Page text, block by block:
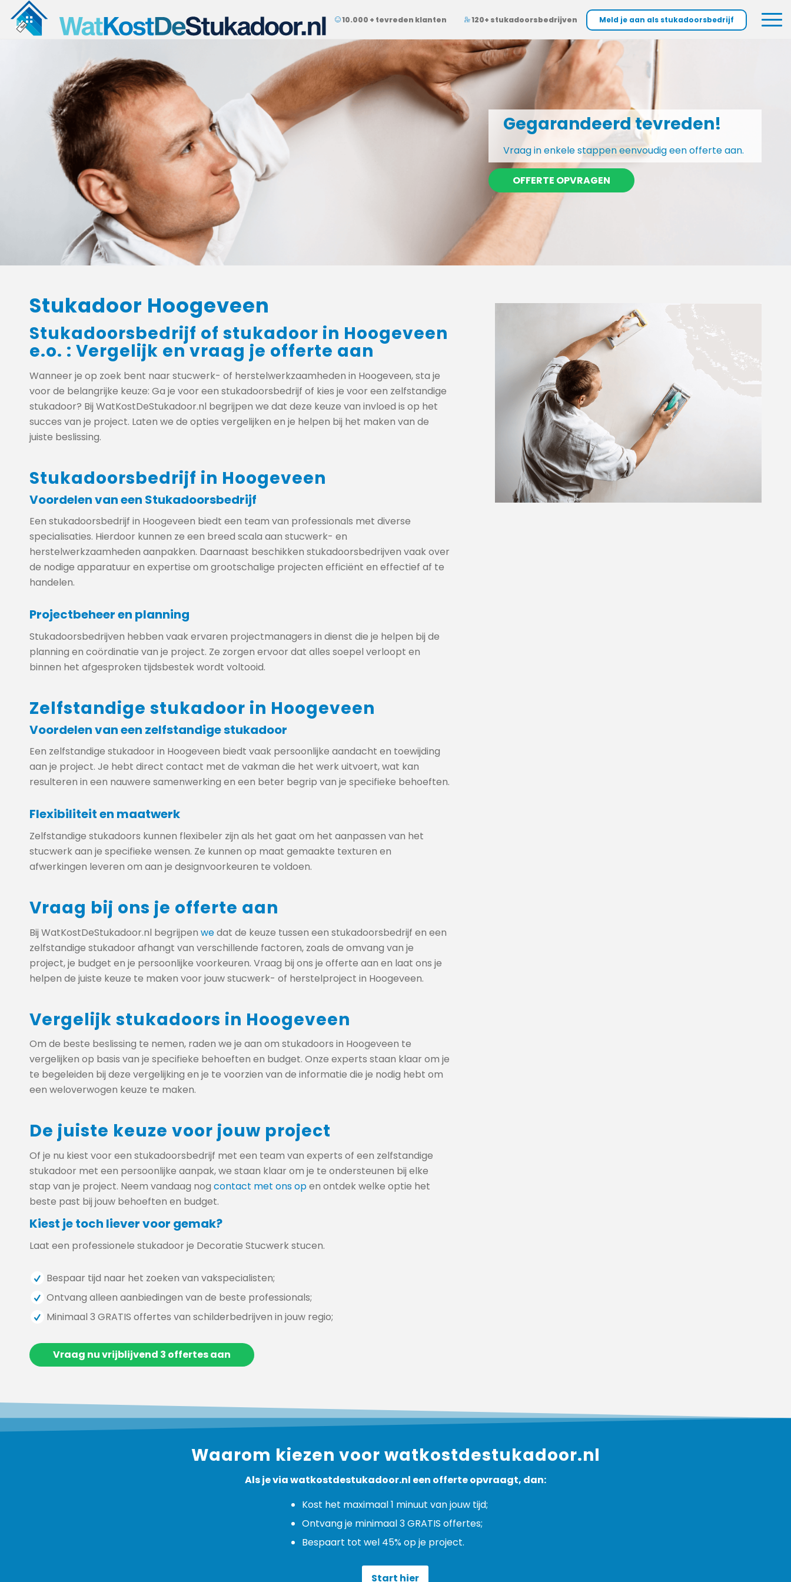
Meld je aan als stukadoorsbedrijf
120+ stukadoorsbedrijven
10.000 + tevreden klanten
Gegarandeerd tevreden!
Vraag in enkele stappen eenvoudig een offerte aan.
OFFERTE OPVRAGEN
Stukadoor Hoogeveen
Stukadoorsbedrijf of stukadoor in Hoogeveen
e.o. : Vergelijk en vraag je offerte aan
Wanneer je op zoek bent naar stucwerk- of herstelwerkzaamheden in Hoogeveen, sta je
voor de belangrijke keuze: Ga je voor een stukadoorsbedrijf of kies je voor een zelfstandige
stukadoor? Bij WatKostDeStukadoor.nl begrijpen we dat deze keuze van invloed is op het
succes van je project. Laten we de opties vergelijken en je helpen bij het maken van de
juiste beslissing.
Stukadoorsbedrijf in Hoogeveen
Voordelen van een Stukadoorsbedrijf
Een stukadoorsbedrijf in Hoogeveen biedt een team van professionals met diverse
specialisaties. Hierdoor kunnen ze een breed scala aan stucwerk- en
herstelwerkzaamheden aanpakken. Daarnaast beschikken stukadoorsbedrijven vaak over
de nodige apparatuur en expertise om grootschalige projecten efficiënt en effectief af te
handelen.
Projectbeheer en planning
Stukadoorsbedrijven hebben vaak ervaren projectmanagers in dienst die je helpen bij de
planning en coördinatie van je project. Ze zorgen ervoor dat alles soepel verloopt en
binnen het afgesproken tijdsbestek wordt voltooid.
Zelfstandige stukadoor in Hoogeveen
Voordelen van een zelfstandige stukadoor
Een zelfstandige stukadoor in Hoogeveen biedt vaak persoonlijke aandacht en toewijding
aan je project. Je hebt direct contact met de vakman die het werk uitvoert, wat kan
resulteren in een nauwere samenwerking en een beter begrip van je specifieke behoeften.
Flexibiliteit en maatwerk
Zelfstandige stukadoors kunnen flexibeler zijn als het gaat om het aanpassen van het
stucwerk aan je specifieke wensen. Ze kunnen op maat gemaakte texturen en
afwerkingen leveren om aan je designvoorkeuren te voldoen.
Vraag bij ons je offerte aan
Bij WatKostDeStukadoor.nl begrijpen wedat de keuze tussen een stukadoorsbedrijf en een
zelfstandige stukadoor afhangt van verschillende factoren, zoals de omvang van je
project, je budget en je persoonlijke voorkeuren. Vraag bij ons je offerte aan en laat ons je
helpen de juiste keuze te maken voor jouw stucwerk- of herstelproject in Hoogeveen.
Vergelijk stukadoors in Hoogeveen
Om de beste beslissing te nemen, raden we je aan om stukadoors in Hoogeveen te
vergelijken op basis van je specifieke behoeften en budget. Onze experts staan klaar om je
te begeleiden bij deze vergelijking en je te voorzien van de informatie die je nodig hebt om
een weloverwogen keuze te maken.
De juiste keuze voor jouw project
Of je nu kiest voor een stukadoorsbedrijf met een team van experts of een zelfstandige
stukadoor met een persoonlijke aanpak, we staan klaar om je te ondersteunen bij elke
stap van je project. Neem vandaag nog contact met ons open ontdek welke optie het
beste past bij jouw behoeften en budget.
Kiest je toch liever voor gemak?
Laat een professionele stukadoor je Decoratie Stucwerk stucen.
Bespaar tijd naar het zoeken van vakspecialisten;
Ontvang alleen aanbiedingen van de beste professionals;
Minimaal 3 GRATIS offertes van schilderbedrijven in jouw regio;
Vraag nu vrijblijvend 3 offertes aan
Waarom kiezen voor watkostdestukadoor.nl
Als je via watkostdestukadoor.nl een offerte opvraagt, dan:
Kost het maximaal 1 minuut van jouw tijd;
Ontvang je minimaal 3 GRATIS offertes;
Bespaart tot wel 45% op je project.
Start hier